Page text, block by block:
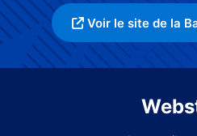
Voir le site de la